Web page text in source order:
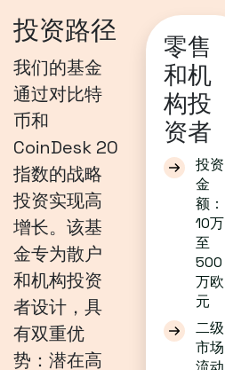
投资路径
我们的基金
通过对比特
币和
CoinDesk 20
指数的战略
投资实现高
增长。该基
金专为散户
和机构投资
者设计，具
有双重优
势：潜在高
零售
和机
构投
资者
投资
金
额：
10万
至
500
万欧
元
二级
市场